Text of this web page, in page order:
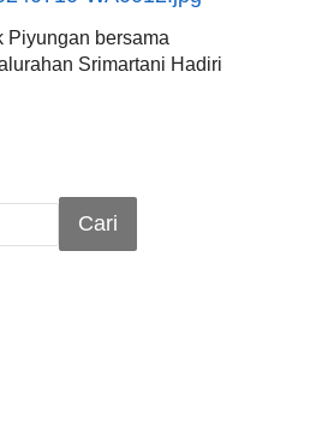
Piyungan bersama
Srimartani Hadiri
Cari